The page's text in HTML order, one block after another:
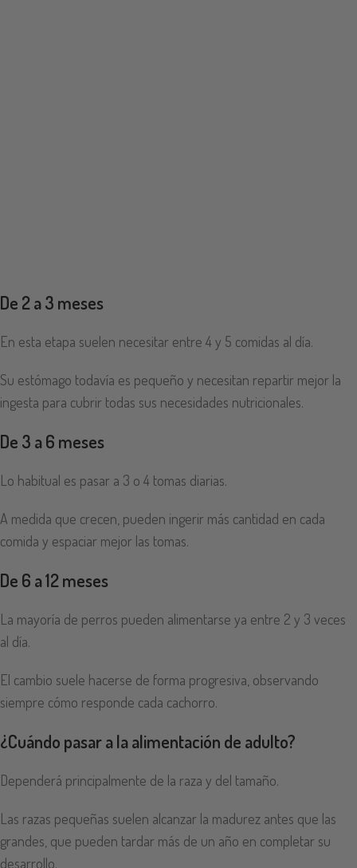
De 2 a 3 meses
En esta etapa suelen necesitar entre 4 y 5 comidas al día.
Su estómago todavía es pequeño y necesitan repartir mejor la
ingesta para cubrir todas sus necesidades nutricionales.
De 3 a 6 meses
Lo habitual es pasar a 3 o 4 tomas diarias.
A medida que crecen, pueden ingerir más cantidad en cada
comida y espaciar mejor las tomas.
De 6 a 12 meses
La mayoría de perros pueden alimentarse ya entre 2 y 3 veces
al día.
El cambio suele hacerse de forma progresiva, observando
siempre cómo responde cada cachorro.
¿Cuándo pasar a la alimentación de adulto?
Dependerá principalmente de la raza y del tamaño.
Las razas pequeñas suelen alcanzar la madurez antes que las
grandes, que pueden tardar más de un año en completar su
desarrollo.